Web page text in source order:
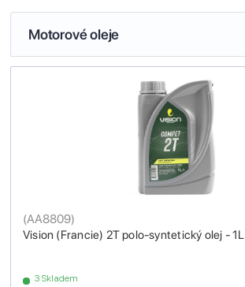
Motorové oleje
Vision (Francie) 2T polo-syntetický olej - 1L
(AA8809)
3 Skladem